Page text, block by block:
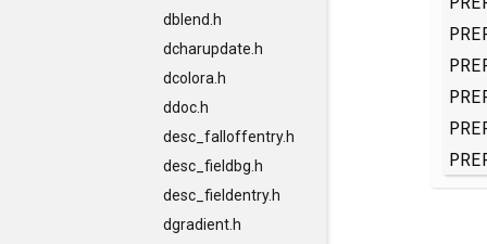
dblend.h
dcharupdate.h
dcolora.h
ddoc.h
desc_falloffentry.h
desc_fieldbg.h
desc_fieldentry.h
dgradient.h